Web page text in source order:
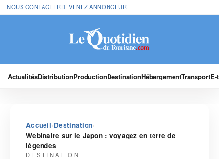
NOUS CONTACTERDEVENEZ ANNONCEUR
ActualitésDistributionProductionDestinationHébergementTransport
Accueil›Destination›
Webinaire sur le Japon : voyagez en terre de
légendes
DESTINATION